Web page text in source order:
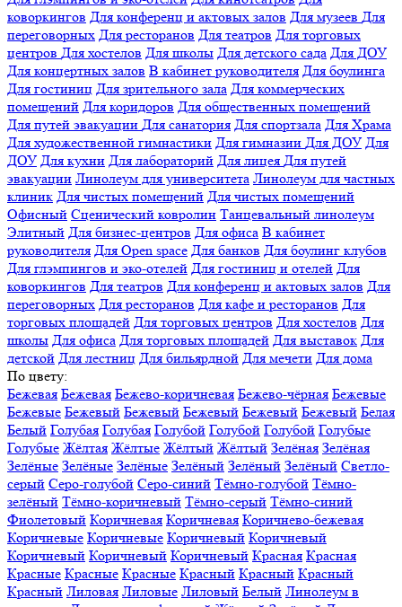
коворкингов Для конференц и актовых залов Для музеев Для
переговорных Для ресторанов Для театров Для торговых
центров Для хостелов Для школы Для детского сада Для ДОУ
Для концертных залов В кабинет руководителя Для боулинга
Для гостиниц Для зрительного зала Для коммерческих
помещений Для коридоров Для общественных помещений
Для путей эвакуации Для санатория Для спортзала Для Храма
Для художественной гимнастики Для гимназии Для ДОУ Для
ДОУ Для кухни Для лабораторий Для лицея Для путей
эвакуации Линолеум для университета Линолеум для частных
клиник Для чистых помещений Для чистых помещений
Офисный Сценический ковролин Танцевальный линолеум
Элитный Для бизнес-центров Для офиса В кабинет
руководителя Для Open space Для банков Для боулинг клубов
Для глэмпингов и эко-отелей Для гостиниц и отелей Для
коворкингов Для театров Для конференц и актовых залов Для
переговорных Для ресторанов Для кафе и ресторанов Для
торговых площадей Для торговых центров Для хостелов Для
школы Для офиса Для торговых площадей Для выставок Для
детской Для лестниц Для бильярдной Для мечети Для дома
По цвету:
Бежевая Бежевая Бежево-коричневая Бежево-чёрная Бежевые
Бежевые Бежевый Бежевый Бежевый Бежевый Бежевый Белая
Белый Голубая Голубая Голубой Голубой Голубой Голубые
Голубые Жёлтая Жёлтые Жёлтый Жёлтый Зелёная Зелёная
Зелёные Зелёные Зелёные Зелёный Зелёный Зелёный Светло-
серый Серо-голубой Серо-синий Тёмно-голубой Тёмно-
зелёный Тёмно-коричневый Тёмно-серый Тёмно-синий
Фиолетовый Коричневая Коричневая Коричнево-бежевая
Коричневые Коричневые Коричневый Коричневый
Коричневый Коричневый Коричневый Красная Красная
Красные Красные Красные Красный Красный Красный
Красный Лиловая Лиловые Лиловый Белый Линолеум в